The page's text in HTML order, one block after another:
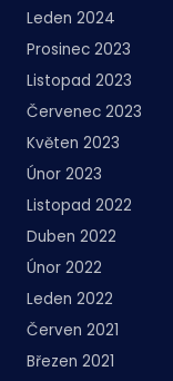
Leden 2024
Prosinec 2023
Listopad 2023
Červenec 2023
Květen 2023
Únor 2023
Listopad 2022
Duben 2022
Únor 2022
Leden 2022
Červen 2021
Březen 2021